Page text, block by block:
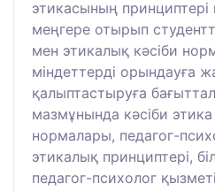
этикасының
меңгере отырып
мен этикалық кәсіби
міндеттерді орындауға
қалыптастыруға
мазмұнында кәсіби этика
нормалары, педагог-
этикалық принциптері,
педагог-психолог